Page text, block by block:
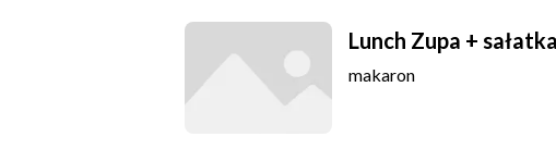
Lunch Zupa +
makaron